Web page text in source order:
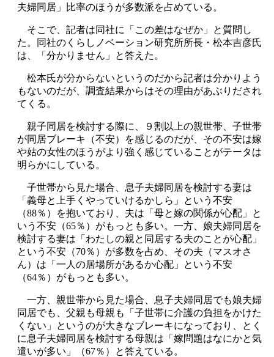
夫婦同居」比率のほうが多数派を占めている。
そこで、記者は同社に「この差はなぜか」と質問し
た。同社のくらしノベーション研究所所長・松本吉彦氏
は、「分かりません」と答えた。
松本氏が分からないというのだから記者は分かりよう
もないのだが、調査結果からはその理由があぶりだされ
てくる。
親子同居を検討する際に、９割以上の親世帯、子世帯
が同居ブレーキ（不安）を感じるのだが、その不安は嫁
や姑の女性のほうがより強く感じていることがテータは
明らかにしている。
子世帯から見た場合、息子夫婦同居を検討する妻は
「義母と上手くやっていけるかしら」という不安
（88％）を抱いており、夫は「母と嫁の関係が心配」と
いう不安（65％）がもっとも多い。一方、娘夫婦同居を
検討する妻は「わたしの親と同居する夫のことが心配」
という不安（70％）が多数を占め、その夫（マスオさ
ん）は「一人の居場所があるか心配」という不安
（64％）がもっとも多い。
一方、親世帯から見た場合、息子夫婦同居でも娘夫婦
同居でも、父親も母親も「子世帯に介護の負担をかけた
くない」というのが大きなブレーキになっており、とく
に息子夫婦同居を検討する母親は「嫁問題はなにかと気
遣いが多い」（67％）と答えている。